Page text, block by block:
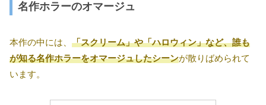
名作ホラーのオマージュ
本作の中には、 「スクリーム」や「ハロウィン」など、誰も
が知る名作ホラーをオマージュしたシーンが散りばめられて
います。